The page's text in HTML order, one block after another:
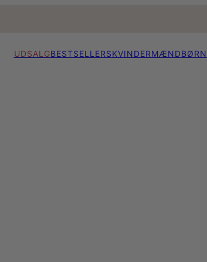
UDSALGBESTSELLERSKVINDERMÆNDBØRN